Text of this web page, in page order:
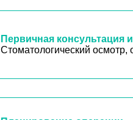
Первичная консультация
Стоматологический